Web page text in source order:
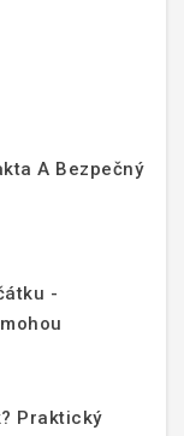
A Bezpečný
-
Praktický